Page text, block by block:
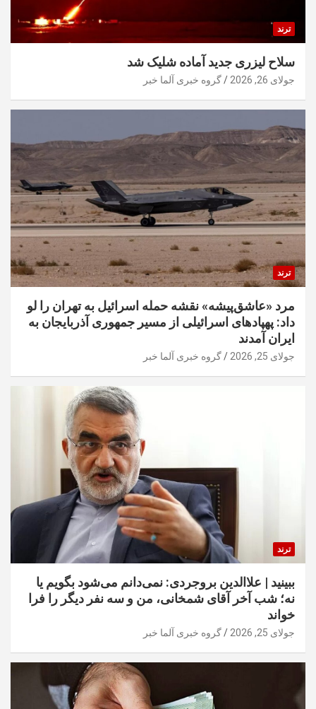
ترند
سلاح لیزری جدید آماده شلیک شد
جولای 26, 2026 گروه خبری آلما خبر
ترند
مرد «عاشق‌پیشه» نقشه حمله اسرائیل به تهران را لو
داد: پهپادهای اسرائیلی از مسیر جمهوری آذربایجان به
ایران آمدند
جولای 25, 2026 گروه خبری آلما خبر
ترند
ببینید | علاالدین بروجردی: نمی‌دانم می‌شود بگویم یا
نه؛ شب آخر آقای شمخانی، من و سه نفر دیگر را فرا
خواند
جولای 25, 2026 گروه خبری آلما خبر